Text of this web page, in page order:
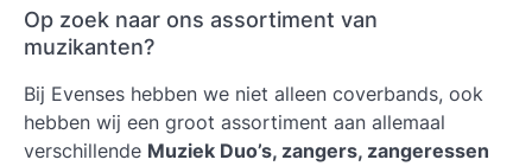
Op zoek naar ons assortiment van
muzikanten?
Bij Evenses hebben we niet alleen coverbands, ook
hebben wij een groot assortiment aan allemaal
verschillende Muziek Duo’s, zangers, zangeressen